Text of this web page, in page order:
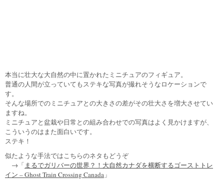
本当に壮大な大自然の中に置かれたミニチュアのフィギュア。
普通の人間が立っていてもステキな写真が撮れそうなロケーションで
す。
そんな場所でのミニチュアとの大きさの差がその壮大さを増大させてい
ますね。
ミニチュアと盆栽や日常との組み合わせでの写真はよく見かけますが、
こういうのはまた面白いです。
ステキ！
似たような手法ではこちらのネタもどうぞ
→「まるでガリバーの世界？！大自然カナダを横断するゴーストトレ
イン – Ghost Train Crossing Canada 」